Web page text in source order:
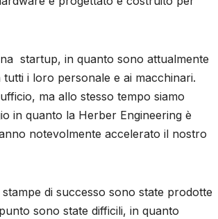
startup, in quanto sono attualmente
i loro personale e ai macchinari.
ma allo stesso tempo siamo
in quanto la Herber Engineering è
notevolmente accelerato il nostro
di successo sono state prodotte
sono state difficili, in quanto